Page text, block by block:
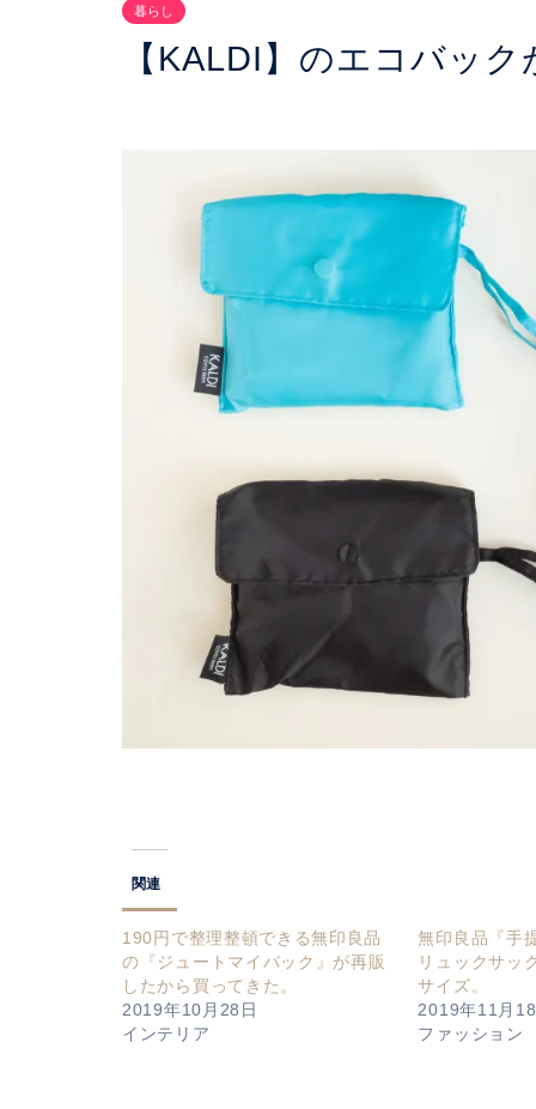
暮らし
【KALDI】のエコバッ
関連
190円で整理整頓できる無印良品
の『ジュートマイバック』が再販
したから買ってきた。
2019年10月28日
インテリア
無印良品『手
リュックサッ
サイズ。
2019年11月
ファッション